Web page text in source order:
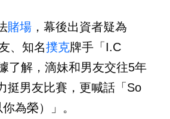
賭場 ，幕後出資者疑為
、知名撲克牌手「I.C
了解，滴妹和男友交往5年
挺男友比賽，更喊話「So
為榮）」。